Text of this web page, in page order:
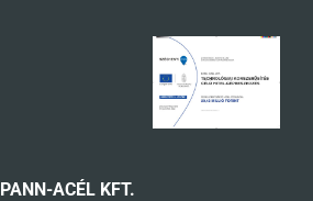
PANN-ACÉL KFT.